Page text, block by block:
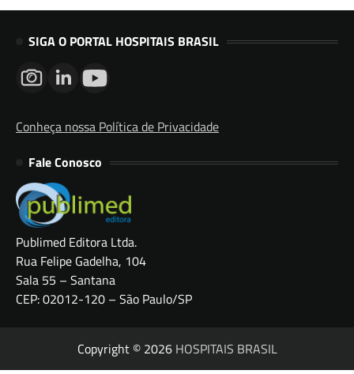
SIGA O PORTAL HOSPITAIS BRASIL
Conheça nossa Política de Privacidade
Fale Conosco
Publimed Editora Ltda.
Rua Felipe Gadelha, 104
Sala 55 – Santana
CEP: 02012-120 – São Paulo/SP
Copyright © 2026 HOSPITAIS BRASIL